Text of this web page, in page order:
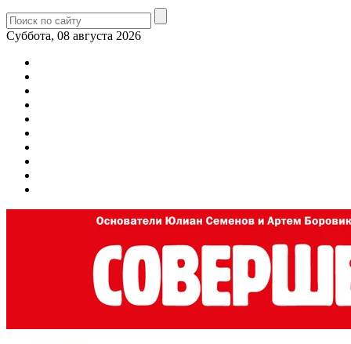
Суббота, 08 августа 2026